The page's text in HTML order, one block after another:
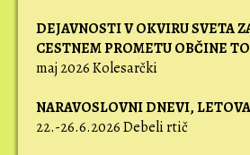
DEJAVNOSTI V OKVIRU SVETA
CESTNEM PROMETU OBČINE
maj 2026 Kolesarčki
NARAVOSLOVNI DNEVI,
22.-26.6.2026 Debeli rtič